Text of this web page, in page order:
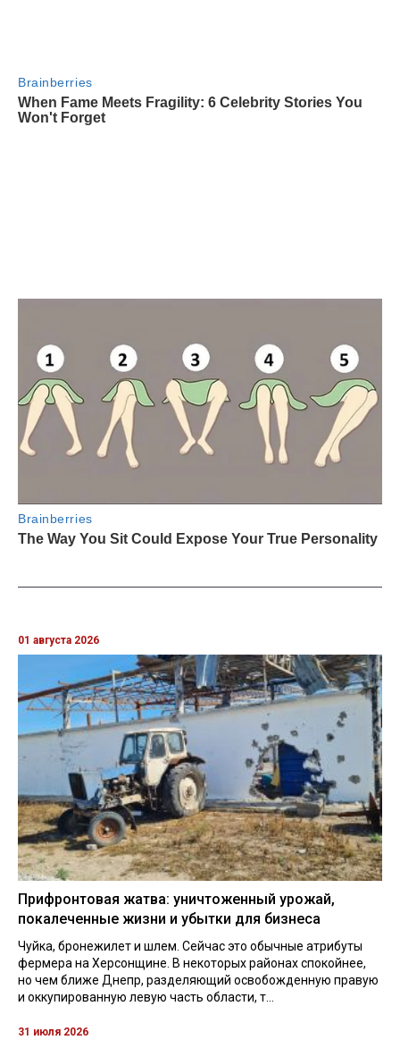
01 августа 2026
Прифронтовая жатва: уничтоженный урожай,
покалеченные жизни и убытки для бизнеса
Чуйка, бронежилет и шлем. Сейчас это обычные атрибуты
фермера на Херсонщине. В некоторых районах спокойнее,
но чем ближе Днепр, разделяющий освобожденную правую
и оккупированную левую часть области, т...
31 июля 2026